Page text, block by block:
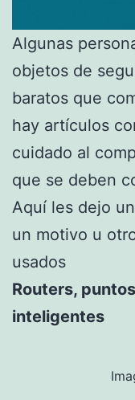
Algunas
objetos de
baratos que
hay artículos
cuidado al
que se deben
Aquí les dejo
un motivo u
usados
Routers,
inteligentes